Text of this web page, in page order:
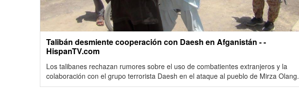
Talibán desmiente cooperación con Daesh en Afganistán - -
HispanTV.com
Los talibanes rechazan rumores sobre el uso de combatientes extranjeros y la
colaboración con el grupo terrorista Daesh en el ataque al pueblo de Mirza Olang.